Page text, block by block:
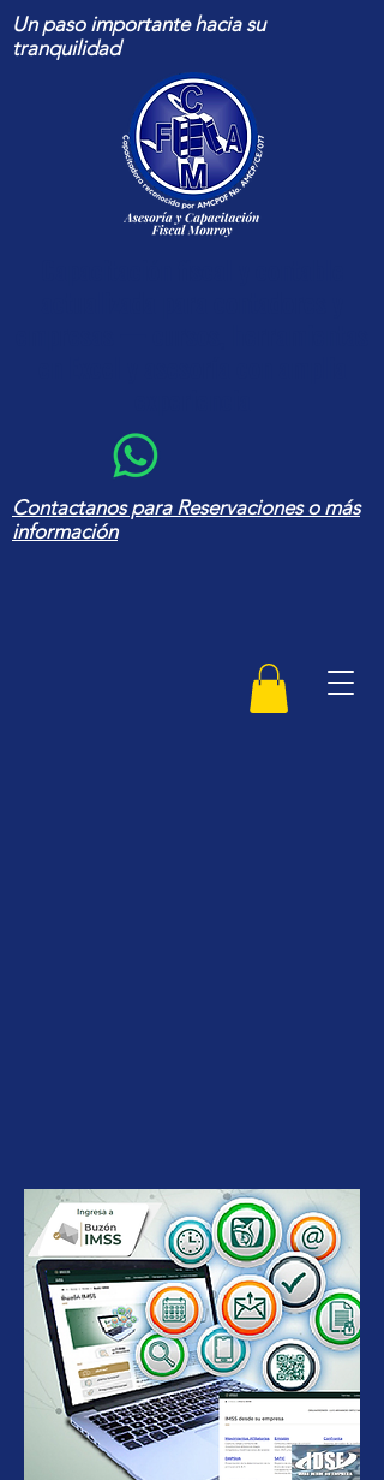
Un paso importante hacia su
tranquilidad
Contactanos para Reservaciones o más
información